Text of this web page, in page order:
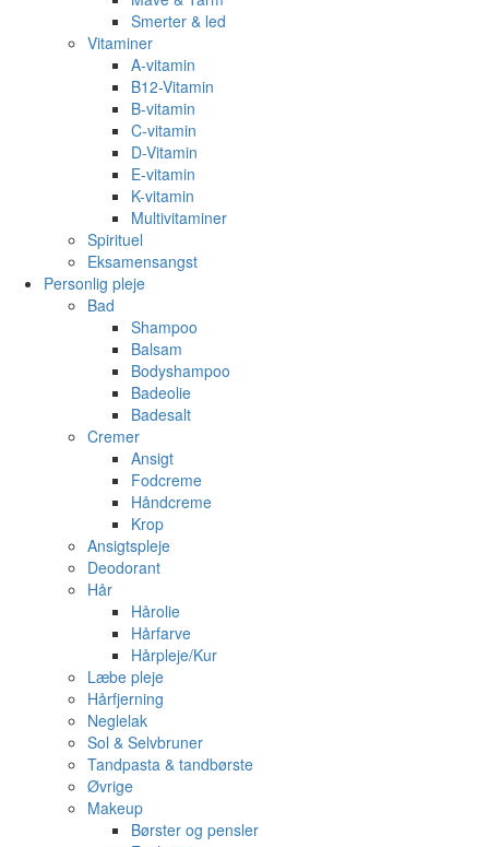
Smerter & led
Vitaminer
A-vitamin
B12-Vitamin
B-vitamin
C-vitamin
D-Vitamin
E-vitamin
K-vitamin
Multivitaminer
Spirituel
Eksamensangst
Personlig pleje
Bad
Shampoo
Balsam
Bodyshampoo
Badeolie
Badesalt
Cremer
Ansigt
Fodcreme
Håndcreme
Krop
Ansigtspleje
Deodorant
Hår
Hårolie
Hårfarve
Hårpleje/Kur
Læbe pleje
Hårfjerning
Neglelak
Sol & Selvbruner
Tandpasta & tandbørste
Øvrige
Makeup
Børster og pensler